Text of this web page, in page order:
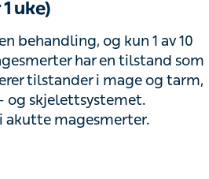
og kun 1 av 10
har en tilstand som krever
i mage og tarm, underlivet hos
Psykologiske tilstander som